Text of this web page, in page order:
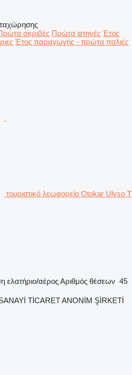
ακριβές Πρώτα φτηνές Έτος
Έτος παραγωγής - πρώτα παλιές
τουριστικό λεωφορείο Otokar Ulyso T
ελατήριο/αέροςΑριθμός θέσεων 45
TİCARET ANONİM ŞİRKETİ